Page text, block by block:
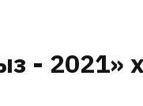
- 2021»